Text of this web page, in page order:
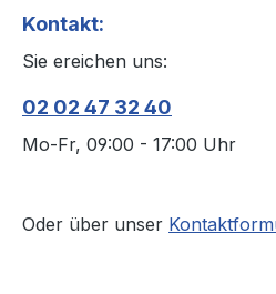
Kontakt:
Sie ereichen uns:
02 02 47 32 40
Mo-Fr, 09:00 - 17:00 Uhr
Oder über unser